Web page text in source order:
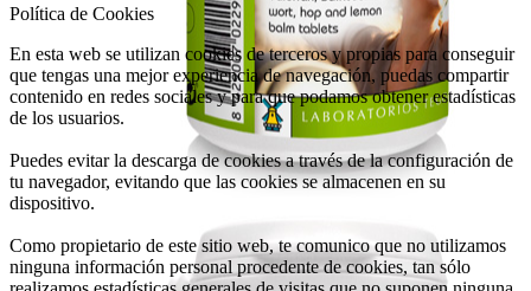
Política de Cookies
En esta web se utilizan cookies de terceros y propias para conseguir
que tengas una mejor experiencia de navegación, puedas compartir
contenido en redes sociales y para que podamos obtener estadísticas
de los usuarios.
Puedes evitar la descarga de cookies a través de la configuración de
tu navegador, evitando que las cookies se almacenen en su
dispositivo.
Como propietario de este sitio web, te comunico que no utilizamos
ninguna información personal procedente de cookies, tan sólo